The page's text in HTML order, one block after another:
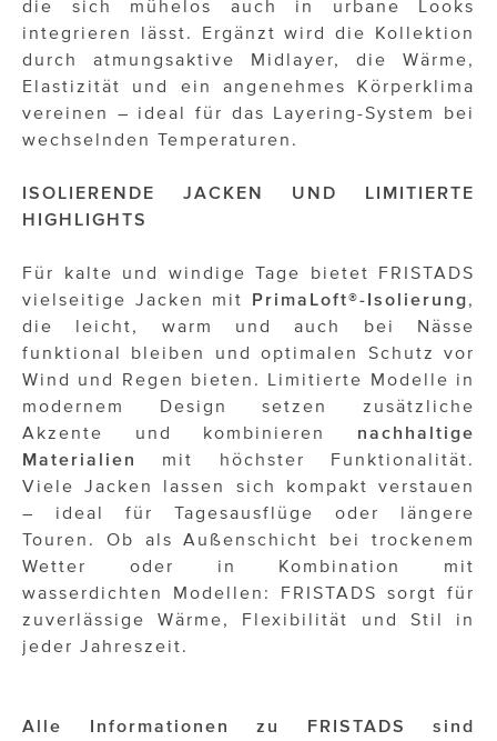
die sich mühelos auch in urbane Looks
integrieren lässt. Ergänzt wird die Kollektion
durch atmungsaktive Midlayer, die Wärme,
Elastizität und ein angenehmes Körperklima
vereinen – ideal für das Layering-System bei
wechselnden Temperaturen.
ISOLIERENDE JACKEN UND LIMITIERTE
HIGHLIGHTS
Für kalte und windige Tage bietet FRISTADS
vielseitige Jacken mit PrimaLoft®-Isolierung,
die leicht, warm und auch bei Nässe
funktional bleiben und optimalen Schutz vor
Wind und Regen bieten. Limitierte Modelle in
modernem Design setzen zusätzliche
Akzente und kombinieren nachhaltige
Materialien mit höchster Funktionalität.
Viele Jacken lassen sich kompakt verstauen
– ideal für Tagesausflüge oder längere
Touren. Ob als Außenschicht bei trockenem
Wetter oder in Kombination mit
wasserdichten Modellen: FRISTADS sorgt für
zuverlässige Wärme, Flexibilität und Stil in
jeder Jahreszeit.
Alle Informationen zu FRISTADS sind